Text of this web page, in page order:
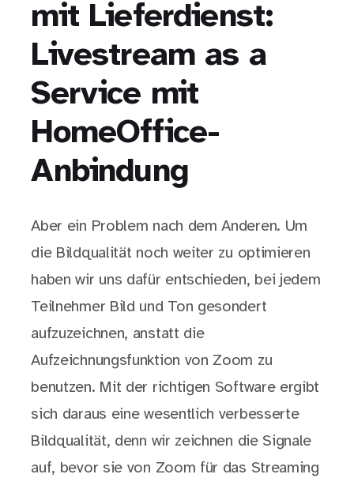
mit Lieferdienst:
Livestream as a
Service mit
HomeOffice-
Anbindung
Aber ein Problem nach dem Anderen. Um
die Bildqualität noch weiter zu optimieren
haben wir uns dafür entschieden, bei jedem
Teilnehmer Bild und Ton gesondert
aufzuzeichnen, anstatt die
Aufzeichnungsfunktion von Zoom zu
benutzen. Mit der richtigen Software ergibt
sich daraus eine wesentlich verbesserte
Bildqualität, denn wir zeichnen die Signale
auf, bevor sie von Zoom für das Streaming